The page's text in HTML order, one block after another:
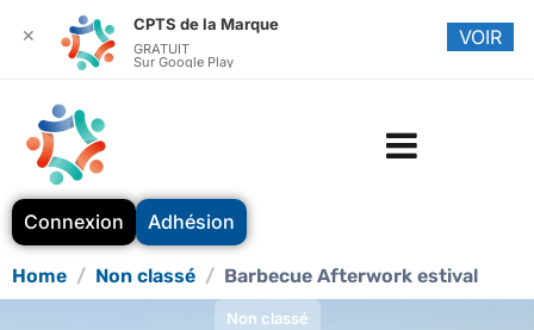
Connexion Adhésion
Home Non classé Barbecue Afterwork estival
Non classé
✕
CPTS de la Marque
GRATUIT
Sur Google Play
VOIR